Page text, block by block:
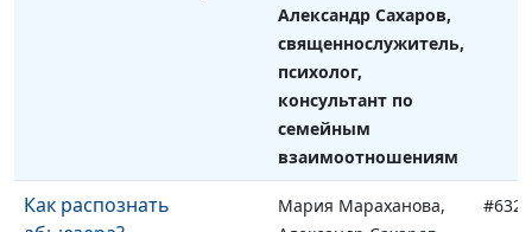
Александр Сахаров,
священнослужитель,
психолог,
консультант по
семейным
взаимоотношениям
Как распознать
Мария Мараханова,
#632